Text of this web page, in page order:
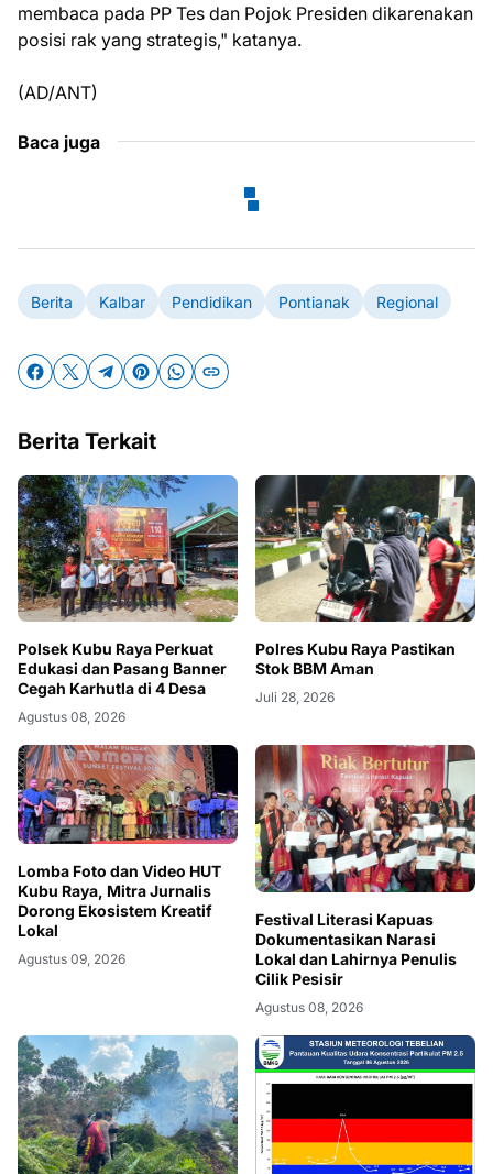
membaca pada PP Tes dan Pojok Presiden dikarenakan
posisi rak yang strategis," katanya.
(AD/ANT)
Baca juga
Berita Kalbar Pendidikan Pontianak Regional
Berita Terkait
Polsek Kubu Raya Perkuat
Edukasi dan Pasang Banner
Cegah Karhutla di 4 Desa
Agustus 08, 2026
Polres Kubu Raya Pastikan
Stok BBM Aman
Juli 28, 2026
Lomba Foto dan Video HUT
Kubu Raya, Mitra Jurnalis
Dorong Ekosistem Kreatif
Lokal
Agustus 09, 2026
Festival Literasi Kapuas
Dokumentasikan Narasi
Lokal dan Lahirnya Penulis
Cilik Pesisir
Agustus 08, 2026